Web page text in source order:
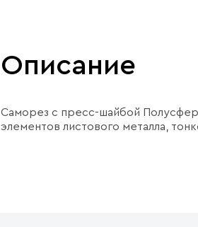
Описание
Саморез с пресс-шайбой
элементов листового металла,